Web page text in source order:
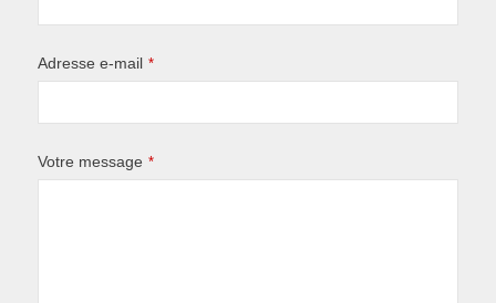
Adresse e-mail *
Votre message *